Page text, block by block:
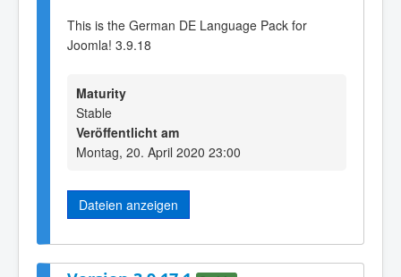
This is the German DE Language Pack for
Joomla! 3.9.18
Maturity
Stable
Veröffentlicht am
Montag, 20. April 2020 23:00
Dateien anzeigen